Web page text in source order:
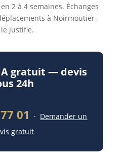
2 à 4 semaines. Échanges
à Noirmoutier-
justifie.
gratuit — devis
24h
01 · Demander un
gratuit